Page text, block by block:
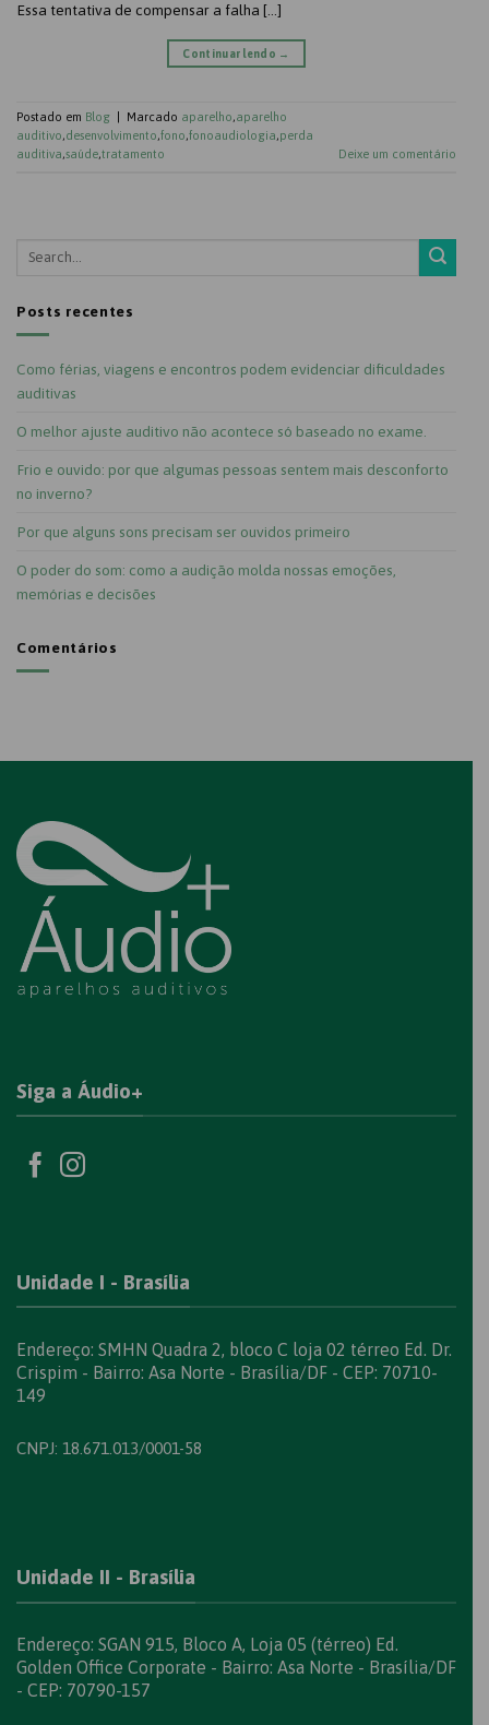
Essa tentativa de compensar a falha […]
Continuar lendo →
Postado em Blog Marcado aparelho,aparelho
auditivo,desenvolvimento,fono,fonoaudiologia,perda
auditiva,saúde,tratamento Deixe um comentário
Posts recentes
Como férias, viagens e encontros podem evidenciar dificuldades
auditivas
O melhor ajuste auditivo não acontece só baseado no exame.
Frio e ouvido: por que algumas pessoas sentem mais desconforto
no inverno?
Por que alguns sons precisam ser ouvidos primeiro
O poder do som: como a audição molda nossas emoções,
memórias e decisões
Comentários
Siga a Áudio+
Unidade I - Brasília
Endereço: SMHN Quadra 2, bloco C loja 02 térreo Ed. Dr.
Crispim - Bairro: Asa Norte - Brasília/DF - CEP: 70710-
149
CNPJ: 18.671.013/0001-58
Unidade II - Brasília
Endereço: SGAN 915, Bloco A, Loja 05 (térreo) Ed.
Golden Office Corporate - Bairro: Asa Norte - Brasília/DF
- CEP: 70790-157